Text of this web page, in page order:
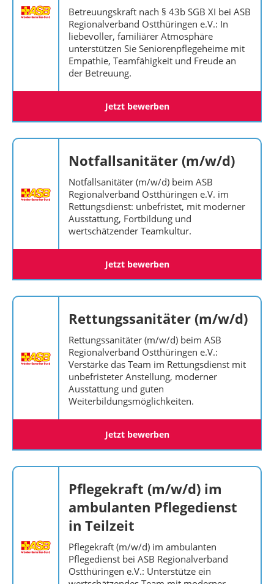
Betreuungskraft nach § 43b SGB XI bei ASB
Regionalverband Ostthüringen e.V.: In
liebevoller, familiärer Atmosphäre
unterstützen Sie Seniorenpflegeheime mit
Empathie, Teamfähigkeit und Freude an
der Betreuung.
Jetzt bewerben
Notfallsanitäter (m/w/d)
Notfallsanitäter (m/w/d) beim ASB
Regionalverband Ostthüringen e.V. im
Rettungsdienst: unbefristet, mit moderner
Ausstattung, Fortbildung und
wertschätzender Teamkultur.
Jetzt bewerben
Rettungssanitäter (m/w/d)
Rettungssanitäter (m/w/d) beim ASB
Regionalverband Ostthüringen e.V.:
Verstärke das Team im Rettungsdienst mit
unbefristeter Anstellung, moderner
Ausstattung und guten
Weiterbildungsmöglichkeiten.
Jetzt bewerben
Pflegekraft (m/w/d) im
ambulanten Pflegedienst
in Teilzeit
Pflegekraft (m/w/d) im ambulanten
Pflegedienst bei ASB Regionalverband
Ostthüringen e.V.: Unterstütze ein